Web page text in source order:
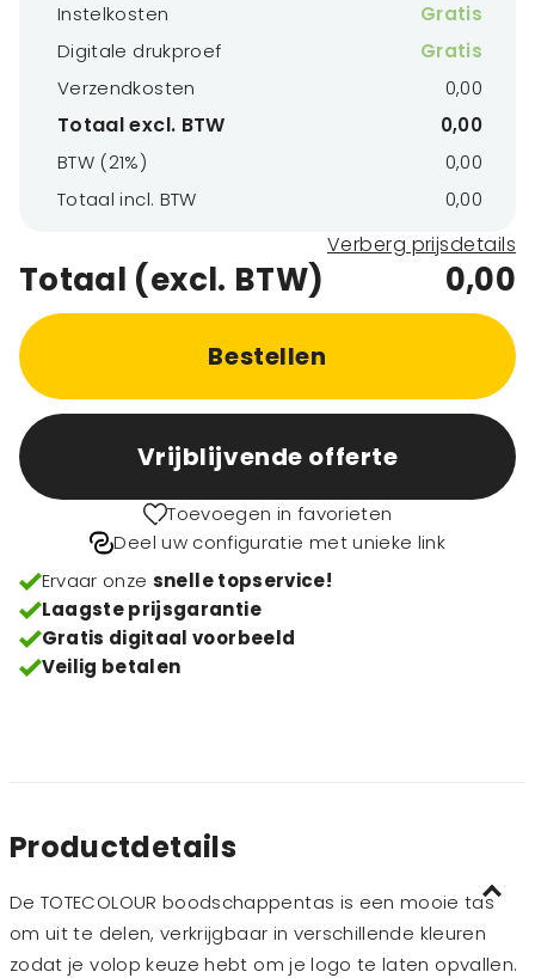
Instelkosten
Gratis
Digitale drukproef
Gratis
Verzendkosten
0,00
Totaal excl. BTW
0,00
BTW (21%)
0,00
Totaal incl. BTW
0,00
Verberg prijsdetails
Totaal (excl. BTW) 0,00
Bestellen
Vrijblijvende offerte
Toevoegen in favorieten
Deel uw configuratie met unieke link
Ervaar onze snelle topservice!
Laagste prijsgarantie
Gratis digitaal voorbeeld
Veilig betalen
Productdetails
De TOTECOLOUR boodschappentas is een mooie tas
om uit te delen, verkrijgbaar in verschillende kleuren
zodat je volop keuze hebt om je logo te laten opvallen.